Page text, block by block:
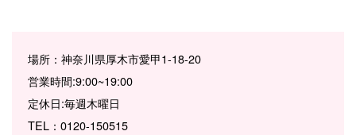
場所：神奈川県厚木市愛甲1-18-20
営業時間:9:00~19:00
定休日:毎週木曜日
TEL：0120-150515